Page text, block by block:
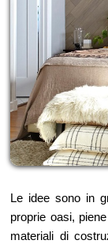
Le idee sono in
proprie oasi,
materiali di